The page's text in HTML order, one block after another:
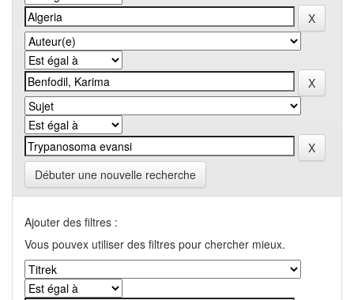
Débuter une nouvelle recherche
Ajouter des filtres :
Vous pouvex utiliser des filtres pour chercher mieux.